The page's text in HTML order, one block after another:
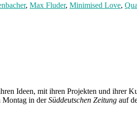
, Max Fluder, Minimised Love,
Ideen, mit ihren Projekten und ihrer
Montag in derSüddeutschen Zeitung auf